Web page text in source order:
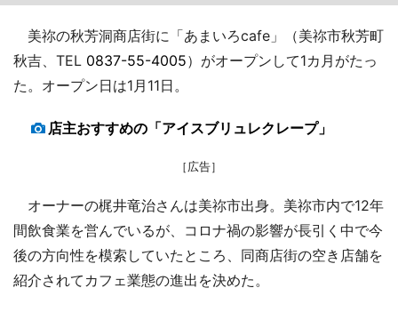
美祢の秋芳洞商店街に「あまいろcafe」（美祢市秋芳町
秋吉、TEL 0837-55-4005）がオープンして1カ月がたっ
た。オープン日は1月11日。
店主おすすめの「アイスブリュレクレープ」
［広告］
オーナーの梶井竜治さんは美祢市出身。美祢市内で12年
間飲食業を営んでいるが、コロナ禍の影響が長引く中で今
後の方向性を模索していたところ、同商店街の空き店舗を
紹介されてカフェ業態の進出を決めた。